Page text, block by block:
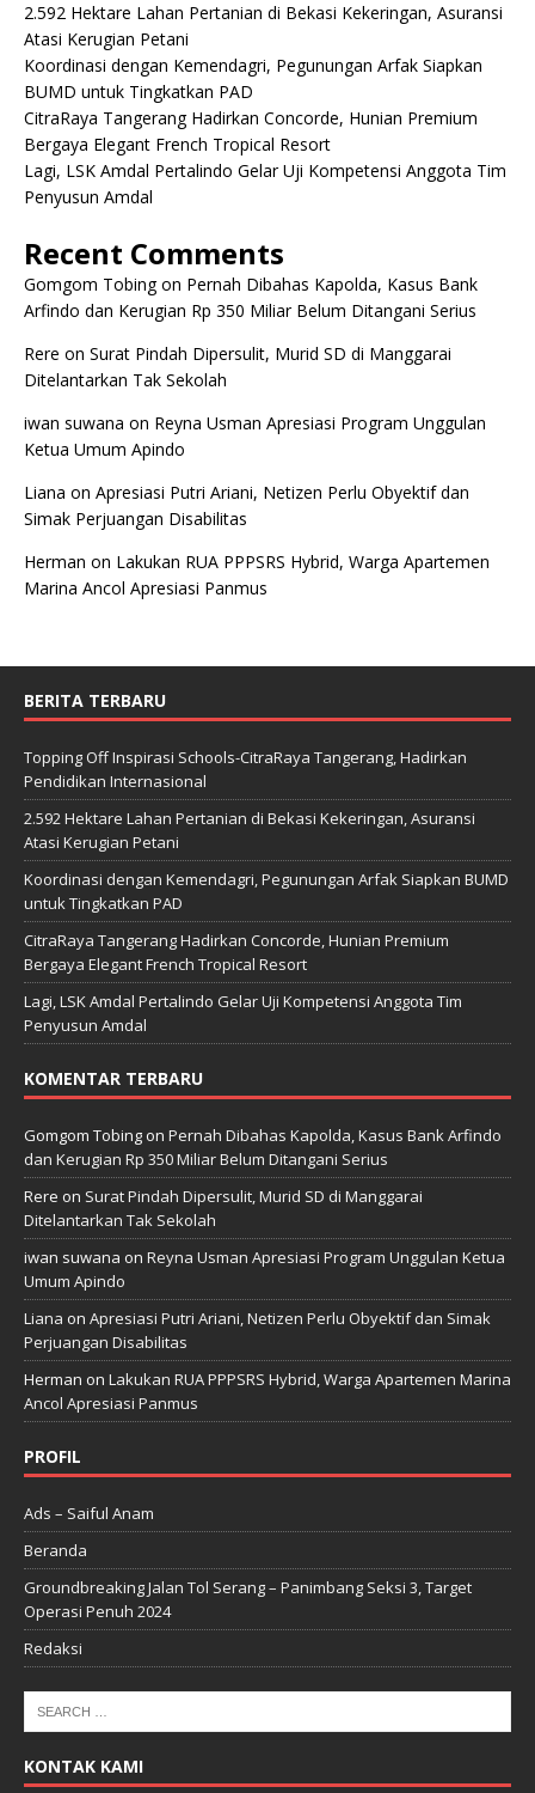
2.592 Hektare Lahan Pertanian di Bekasi Kekeringan, Asuransi
Atasi Kerugian Petani
Koordinasi dengan Kemendagri, Pegunungan Arfak Siapkan
BUMD untuk Tingkatkan PAD
CitraRaya Tangerang Hadirkan Concorde, Hunian Premium
Bergaya Elegant French Tropical Resort
Lagi, LSK Amdal Pertalindo Gelar Uji Kompetensi Anggota Tim
Penyusun Amdal
Recent Comments
Gomgom Tobingon Pernah Dibahas Kapolda, Kasus Bank
Arfindo dan Kerugian Rp 350 Miliar Belum Ditangani Serius
Rere on Surat Pindah Dipersulit, Murid SD di Manggarai
Ditelantarkan Tak Sekolah
iwan suwana on Reyna Usman Apresiasi Program Unggulan
Ketua Umum Apindo
Liana on Apresiasi Putri Ariani, Netizen Perlu Obyektif dan
Simak Perjuangan Disabilitas
Herman on Lakukan RUA PPPSRS Hybrid, Warga Apartemen
Marina Ancol Apresiasi Panmus
BERITA TERBARU
Topping Off Inspirasi Schools-CitraRaya Tangerang, Hadirkan
Pendidikan Internasional
2.592 Hektare Lahan Pertanian di Bekasi Kekeringan, Asuransi
Atasi Kerugian Petani
Koordinasi dengan Kemendagri, Pegunungan Arfak Siapkan BUMD
untuk Tingkatkan PAD
CitraRaya Tangerang Hadirkan Concorde, Hunian Premium
Bergaya Elegant French Tropical Resort
Lagi, LSK Amdal Pertalindo Gelar Uji Kompetensi Anggota Tim
Penyusun Amdal
KOMENTAR TERBARU
Gomgom Tobing on Pernah Dibahas Kapolda, Kasus Bank Arfindo
dan Kerugian Rp 350 Miliar Belum Ditangani Serius
Rere on Surat Pindah Dipersulit, Murid SD di Manggarai
Ditelantarkan Tak Sekolah
iwan suwana on Reyna Usman Apresiasi Program Unggulan Ketua
Umum Apindo
Liana on Apresiasi Putri Ariani, Netizen Perlu Obyektif dan Simak
Perjuangan Disabilitas
Herman on Lakukan RUA PPPSRS Hybrid, Warga Apartemen Marina
Ancol Apresiasi Panmus
PROFIL
Ads – Saiful Anam
Beranda
Groundbreaking Jalan Tol Serang – Panimbang Seksi 3, Target
Operasi Penuh 2024
Redaksi
KONTAK KAMI